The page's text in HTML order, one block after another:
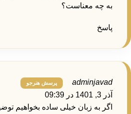
به چه معناست؟
پاسخ
adminjavad
آذر 3, 1401 در 09:39
اگر به زبان خیلی ساده بخواهیم